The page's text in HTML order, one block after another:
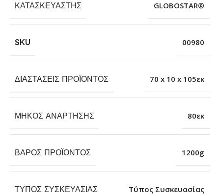
ΚΑΤΑΣΚΕΥΑΣΤΉΣ GLOBOSTAR®
SKU 00980
ΔΙΑΣΤΆΣΕΙΣ ΠΡΟΪΌΝΤΟΣ 70 x 10 x 105εκ
ΜΉΚΟΣ ΑΝΆΡΤΗΣΗΣ 80εκ
ΒΆΡΟΣ ΠΡΟΪΌΝΤΟΣ 1200g
ΤΎΠΟΣ ΣΥΣΚΕΥΑΣΊΑΣ Τύπος Συσκευασίας